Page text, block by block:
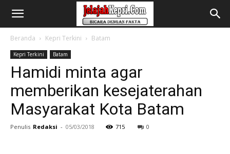
Beranda Kepri Terkini Batam
Kepri Terkini Batam
Hamidi minta agar
memberikan kesejaterahan
Masyarakat Kota Batam
Penulis Redaksi - 05/03/2018 715 0